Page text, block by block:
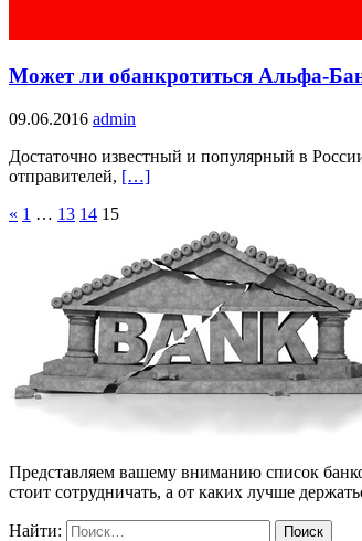
Может ли обанкротиться Альфа-
09.06.2016 admin
Достаточно известный и популярный в
отправителей, […]
« 1 … 13 14 15
Представляем вашему вниманию список
стоит сотрудничать, а от каких лучше
Найти: